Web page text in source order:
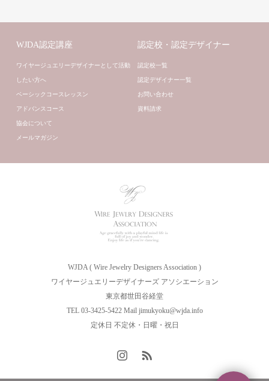
WJDA認定講座
ワイヤージュエリーデザイナーとして活動
したい方へ
ベーシックコースレッスン
アドバンスコース
協会について
メールマガジン
認定校・認定デザイナー
認定校一覧
認定デザイナー一覧
お問い合わせ
資料請求
WJDA ( Wire Jewelry Designers Association )
ワイヤージュエリーデザイナーズ アソシエーション
東京都世田谷経堂
TEL 03-3425-5422 Mail jimukyoku@wjda.info
定休日 不定休・日曜・祝日